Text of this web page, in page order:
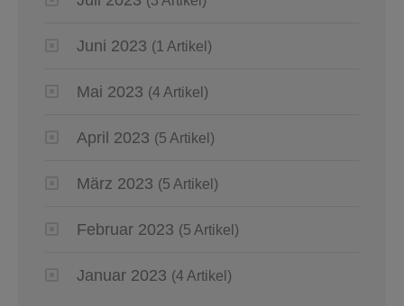
Juni 2023 (1 Artikel)
Mai 2023 (4 Artikel)
April 2023 (5 Artikel)
März 2023 (5 Artikel)
Februar 2023 (5 Artikel)
Januar 2023 (4 Artikel)